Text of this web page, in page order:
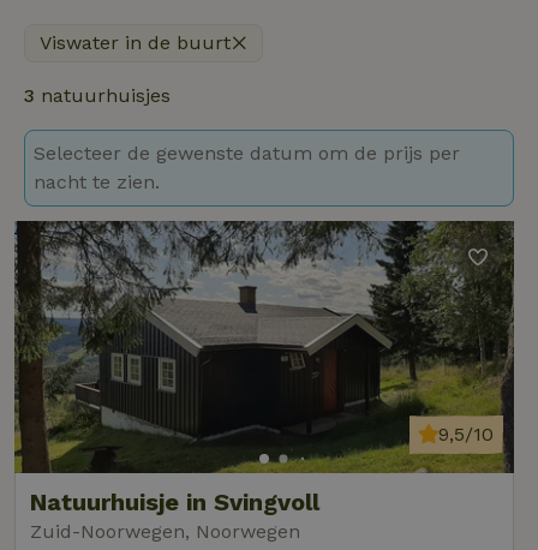
Viswater in de buurt
3 natuurhuisjes
Selecteer de gewenste datum om de prijs per
nacht te zien.
Natuurhuisje in Svingvoll
Zuid-Noorwegen, Noorwegen
9,5/10